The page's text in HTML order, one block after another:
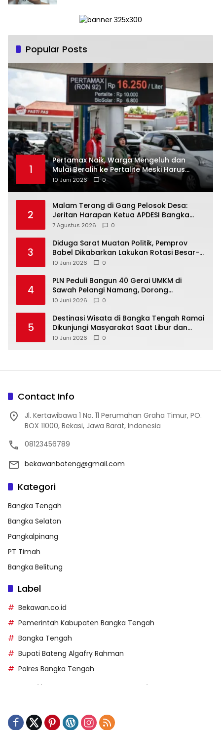
Popular Posts
1
‎Pertamax Naik, Warga Mengeluh dan
Mulai Beralih ke Pertalite Meski Harus
10 Juni 2026 0
2
Malam Terang di Gang Pelosok Desa:
Jeritan Harapan Ketua APDESI Bangka
Tengah untuk PLN Babel
7 Agustus 2026 0
3
‎Diduga Sarat Muatan Politik, Pemprov
Babel Dikabarkan Lakukan Rotasi Besar-
10 Juni 2026 0
4
‎PLN Peduli Bangun 40 Gerai UMKM di
Sawah Pelangi Namang, Dorong
10 Juni 2026 0
5
‎Destinasi Wisata di Bangka Tengah Ramai
Dikunjungi Masyarakat Saat Libur dan
Akhir Pekan
10 Juni 2026 0
Contact Info
Jl. Kertawibawa 1 No. 11 Perumahan Graha Timur, PO.
BOX 11000, Bekasi, Jawa Barat, Indonesia
08123456789
bekawanbateng@gmail.com
Kategori
Bangka Tengah
Bangka Selatan
Pangkalpinang
PT Timah
Bangka Belitung
Label
Bekawan.co.id
Pemerintah Kabupaten Bangka Tengah
Bangka Tengah
Bupati Bateng Algafry Rahman
Polres Bangka Tengah
https://kecsitim.sitarokab.go.id/